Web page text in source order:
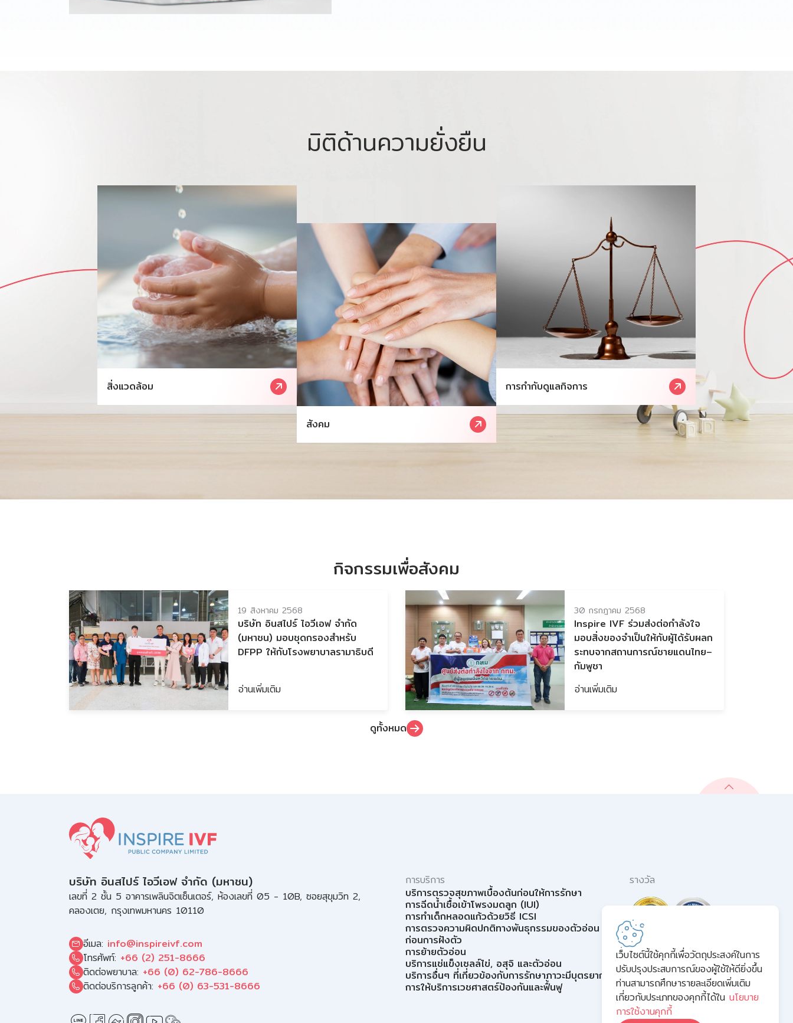
เว็บไซต์นี้ใช้คุกกี้เพื่อวัตถุประสงค์ในการ
ปรับปรุงประสบการณ์ของผู้ใช้ให้ดียิ่งขึ้น
ท่านสามารถศึกษารายละเอียดเพิ่มเติม
เกี่ยวกับประเภทของคุกกี้ได้ใน นโยบาย
การใช้งานคุกกี้
มิติด้านความยั่งยืน
สิ่งแวดล้อม
สังคม
การกำกับดูแลกิจการ
กิจกรรมเพื่อสังคม
19 สิงหาคม 2568
บริษัท อินสไปร์ ไอวีเอฟ จำกัด
(มหาชน) มอบชุดกรองสำหรับ
DFPP ให้กับโรงพยาบาลรามาธิบดี
อ่านเพิ่มเติม
30 กรกฎาคม 2568
Inspire IVF ร่วมส่งต่อกำลังใจ
มอบสิ่งของจำเป็นให้กับผู้ได้รับผลก
ระทบจากสถานการณ์ชายแดนไทย–
กัมพูชา
อ่านเพิ่มเติม
ดูทั้งหมด
บริษัท อินสไปร์ ไอวีเอฟ จำกัด (มหาชน)
เลขที่ 2 ชั้น 5 อาคารเพลินจิตเซ็นเตอร์, ห้องเลขที่ 05 - 10B, ซอยสุขุมวิท 2,
คลองเตย, กรุงเทพมหานคร 10110
อีเมล: info@inspireivf.com
โทรศัพท์: +66 (2) 251-8666
ติดต่อพยาบาล: +66 (0) 62-786-8666
ติดต่อบริการลูกค้า: +66 (0) 63-531-8666
การบริการ
บริการตรวจสุขภาพเบื้องต้นก่อนให้การรักษา
การฉีดน้ำเชื้อเข้าโพรงมดลูก (IUI)
การทำเด็กหลอดแก้วด้วยวิธี ICSI
การตรวจความผิดปกติทางพันธุกรรมของตัวอ่อน
ก่อนการฝังตัว
การย้ายตัวอ่อน
บริการแช่แข็งเซลล์ไข่, อสุจิ และตัวอ่อน
บริการอื่นๆ ที่เกี่ยวข้องกับการรักษาภาวะมีบุตรยาก
การให้บริการเวชศาสตร์ป้องกันและฟื้นฟู
รางวัล